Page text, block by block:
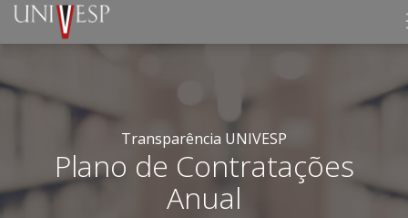
Transparência UNIVESP
Plano de Contratações
Anual